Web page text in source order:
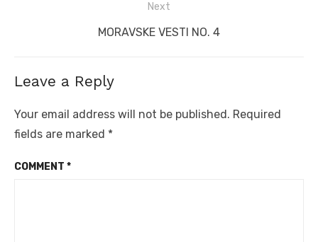
Next
Next
MORAVSKE VESTI NO. 4
Leave a Reply
Your email address will not be published. Required
fields are marked *
COMMENT *